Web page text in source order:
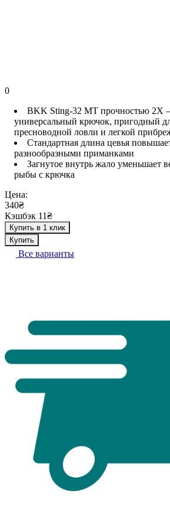
0
BKK Sting-32 MT прочностью 2X
универсальный крючок, пригодный
пресноводной ловли и легкой
Стандартная длина цевья
разнообразными приманками
Загнутое внутрь жало уменьшает
рыбы с крючка
Цена:
340₴
Кэшбэк 11₴
Купить в 1 клик
Купить
Все варианты